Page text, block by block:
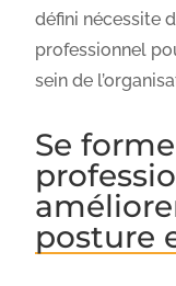
défini nécessite
professionnel
sein de
Se
posture